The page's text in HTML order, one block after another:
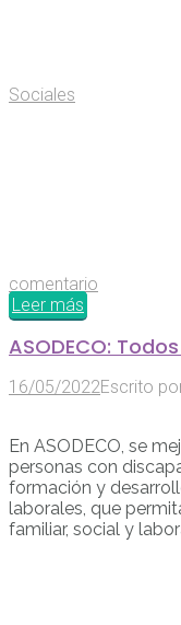
Sociales
comentario
Leer más
ASODECO:
16/05/2022Escrito
En ASODECO, se
personas con
formación y
laborales, que
familiar, social y